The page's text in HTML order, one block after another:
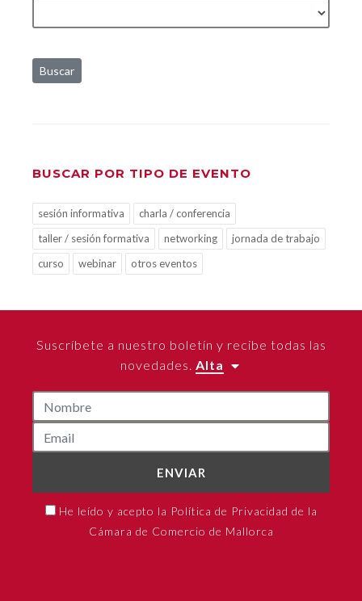
Buscar
BUSCAR POR TIPO DE EVENTO
sesión informativa
charla / conferencia
taller / sesión formativa
networking
jornada de trabajo
curso
webinar otros eventos
Suscríbete a nuestro boletín y recibe todas las
novedades. Alta
ENVIAR
He leído y acepto la Política de Privacidad de la
Cámara de Comercio de Mallorca